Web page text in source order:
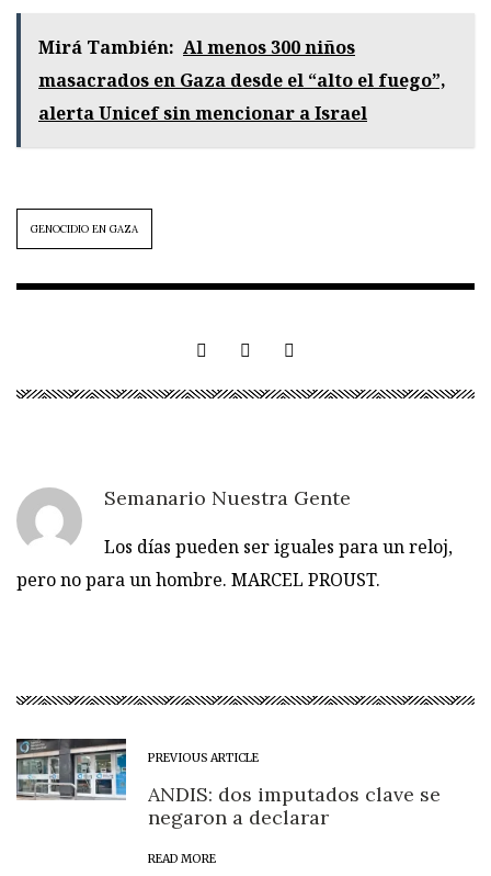
Mirá También: Al menos 300 niños
masacrados en Gaza desde el “alto el fuego”,
alerta Unicef sin mencionar a Israel
GENOCIDIO EN GAZA
Semanario Nuestra Gente
Los días pueden ser iguales para un reloj,
pero no para un hombre. MARCEL PROUST.
PREVIOUS ARTICLE
ANDIS: dos imputados clave se
negaron a declarar
READ MORE